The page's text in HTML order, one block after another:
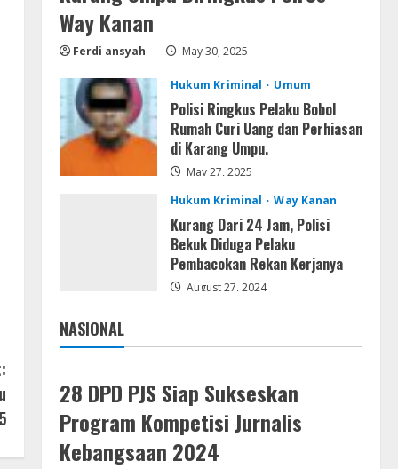
4
Lan
+Patch Direct Link 2026
Serialers
jv16 PowerTools
Free[Activated] [Latest] [x86-
x64] Reddit
August 7, 2026
Way Kanan
Ferdi ansyah May 30, 2025
Hukum Kriminal Umum
Polisi Ringkus Pelaku Bobol
Rumah Curi Uang dan Perhiasan
di Karang Umpu.
May 27, 2025
Hukum Kriminal
Way Kanan
Kurang Dari 24 Jam, Polisi
Bekuk Diduga Pelaku
Pembacokan Rekan Kerjanya
August 27, 2024
NASIONAL
Jakarta
28 DPD PJS Siap Sukseskan
Program Kompetisi Jurnalis
Kebangsaan 2024